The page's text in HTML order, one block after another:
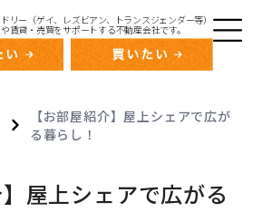
リー（ゲイ、レズビアン、トランスジェンダー等）
賃貸・売買をサポートする不動産会社です。
【お部屋紹介】屋上シェアで広が
る暮らし！
】屋上シェアで広がる